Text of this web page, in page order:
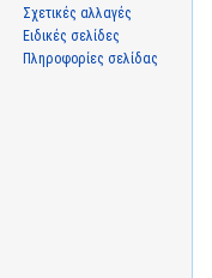
Σχετικές αλλαγές
Ειδικές σελίδες
Πληροφορίες σελίδας